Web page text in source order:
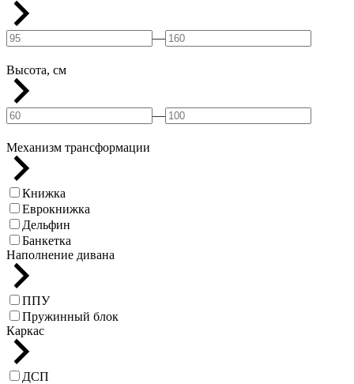
—
Высота, см
—
Механизм трансформации
Книжка
Еврокнижка
Дельфин
Банкетка
Наполнение дивана
ППУ
Пружинный блок
Каркас
ДСП